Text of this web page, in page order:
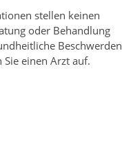
stellen keinen
oder Behandlung
Beschwerden
einen Arzt auf.